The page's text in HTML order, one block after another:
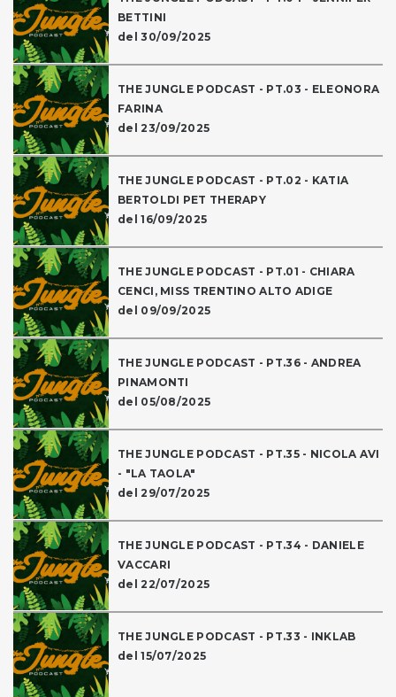
BETTINI
del 30/09/2025
THE JUNGLE PODCAST - PT.03 - ELEONORA
FARINA
del 23/09/2025
THE JUNGLE PODCAST - PT.02 - KATIA
BERTOLDI PET THERAPY
del 16/09/2025
THE JUNGLE PODCAST - PT.01 - CHIARA
CENCI, MISS TRENTINO ALTO ADIGE
del 09/09/2025
THE JUNGLE PODCAST - PT.36 - ANDREA
PINAMONTI
del 05/08/2025
THE JUNGLE PODCAST - PT.35 - NICOLA AVI
- "LA TAOLA"
del 29/07/2025
THE JUNGLE PODCAST - PT.34 - DANIELE
VACCARI
del 22/07/2025
THE JUNGLE PODCAST - PT.33 - INKLAB
del 15/07/2025